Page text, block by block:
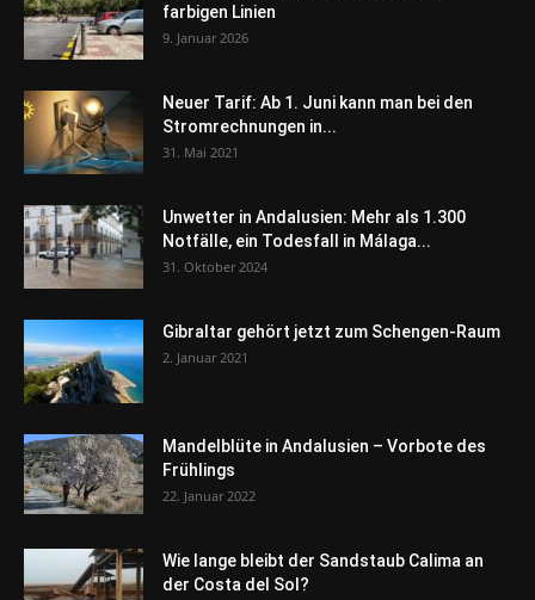
farbigen Linien
9. Januar 2026
Neuer Tarif: Ab 1. Juni kann man bei den
Stromrechnungen in...
31. Mai 2021
Unwetter in Andalusien: Mehr als 1.300
Notfälle, ein Todesfall in Málaga...
31. Oktober 2024
Gibraltar gehört jetzt zum Schengen-Raum
2. Januar 2021
Mandelblüte in Andalusien – Vorbote des
Frühlings
22. Januar 2022
Wie lange bleibt der Sandstaub Calima an
der Costa del Sol?